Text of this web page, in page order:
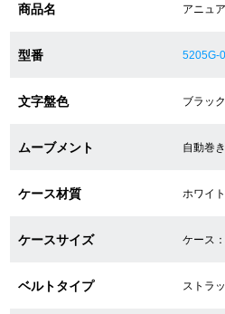
修理・メンテナン
商品名 アニュ
型番 5205G-
文字盤色 ブラッ
ムーブメント 自動巻
ケース材質 ホワイ
ケースサイズ ケース
ベルトタイプ ストラ